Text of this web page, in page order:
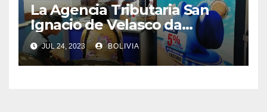
La Agencia Tributaria San
Ignacio de Velasco da
asistencia tributaria a
municipios aledaño
JUL 24, 2023 BOLIVIA